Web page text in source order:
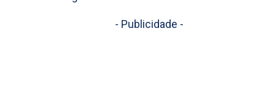
- Publicidade -